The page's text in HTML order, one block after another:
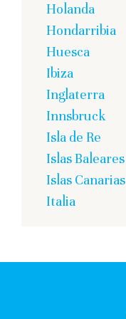
Holanda
Hondarribia
Huesca
Ibiza
Inglaterra
Innsbruck
Isla de Re
Islas Baleares
Islas Canarias
Italia